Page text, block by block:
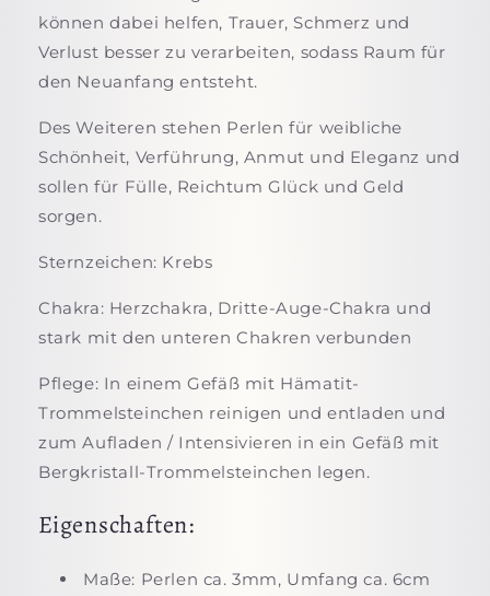
können dabei helfen, Trauer, Schmerz und
Verlust besser zu verarbeiten, sodass Raum für
den Neuanfang entsteht.
Des Weiteren stehen Perlen für weibliche
Schönheit, Verführung, Anmut und Eleganz und
sollen für Fülle, Reichtum Glück und Geld
sorgen.
Sternzeichen: Krebs
Chakra: Herzchakra, Dritte-Auge-Chakra und
stark mit den unteren Chakren verbunden
Pflege: In einem Gefäß mit Hämatit-
Trommelsteinchen reinigen und entladen und
zum Aufladen / Intensivieren in ein Gefäß mit
Bergkristall-Trommelsteinchen legen.
Eigenschaften:
Maße: Perlen ca. 3mm, Umfang ca. 6cm